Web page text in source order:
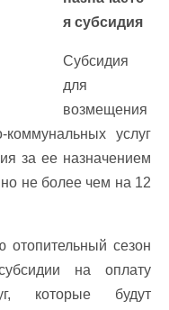
я субсидия
Субсидия
для
возмещения
услуг
за ее назначением
но не более чем на 12
отопительный сезон
на оплату
которые будут